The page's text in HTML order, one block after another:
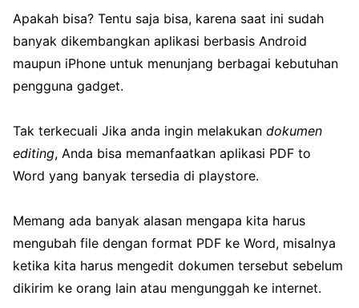
Apakah bisa? Tentu saja bisa, karena saat ini sudah
banyak dikembangkan aplikasi berbasis Android
maupun iPhone untuk menunjang berbagai kebutuhan
pengguna gadget.
Tak terkecuali Jika anda ingin melakukan dokumen
editing, Anda bisa memanfaatkan aplikasi PDF to
Word yang banyak tersedia di playstore.
Memang ada banyak alasan mengapa kita harus
mengubah file dengan format PDF ke Word, misalnya
ketika kita harus mengedit dokumen tersebut sebelum
dikirim ke orang lain atau mengunggah ke internet.